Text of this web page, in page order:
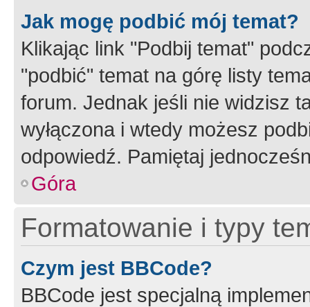
Jak mogę podbić mój temat?
Klikając link "Podbij temat"
"podbić" temat na górę listy
forum. Jednak jeśli nie widzisz
wyłączona i wtedy możesz
odpowiedź. Pamiętaj
Góra
Formatowanie i typy
Czym jest BBCode?
BBCode jest specjalną